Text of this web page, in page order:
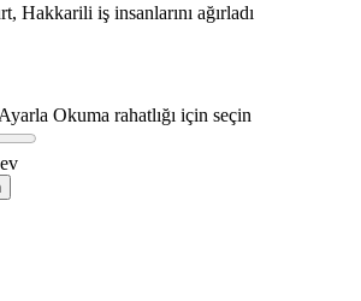
Hakkarili iş insanlarını ağırladı
Okuma rahatlığı için seçin